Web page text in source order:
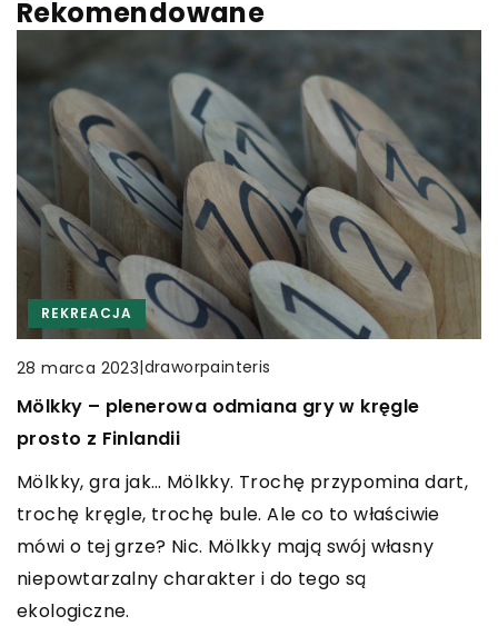
Rekomendowane
CZAS WOLNY WĘDKARSTWO
1 stycznia 2024|Redaktor Blue Whale Press
Jak przygotować się do nadchodzącego
sezonu koncertowego? Poradnik dla fanów
muzyki na żywo
Przygotuj się na niesamowite koncerty! Ten
poradnik oferuje praktyczne porady i sugestie dla
fanów muzyki na żywo planujących sezon
koncertowy.
REKREACJA
28 marca 2023|draworpainteris
Mölkky – plenerowa odmiana gry w kręgle
prosto z Finlandii
Mölkky, gra jak… Mölkky. Trochę przypomina dart,
trochę kręgle, trochę bule. Ale co to właściwie
mówi o tej grze? Nic. Mölkky mają swój własny
niepowtarzalny charakter i do tego są
ekologiczne.
TURYSTYKA
29 maja 2023|Redaktor Blue Whale Press
Przejazdy łączone door to door: wygodne i
efektywne sposoby dojazdu na lotnisko
Dojazd na lotnisko Berlin Brandenburg staje się
łatwiejszy dzięki przejazdom łączonym door to
door. Wygoda i oszczędność czasu w jednym!